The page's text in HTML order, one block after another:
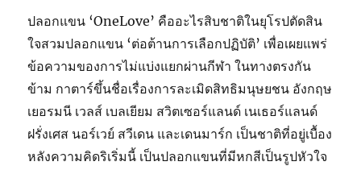
ปลอกแขน ‘OneLove’ คืออะไรสิบชาติในยุโรปตัดสิน
ใจสวมปลอกแขน ‘ต่อต้านการเลือกปฏิบัติ’ เพื่อเผยแพร่
ข้อความของการไม่แบ่งแยกผ่านกีฬา ในทางตรงกัน
ข้าม กาตาร์ขึ้นชื่อเรื่องการละเมิดสิทธิมนุษยชน อังกฤษ
เยอรมนี เวลส์ เบลเยียม สวิตเซอร์แลนด์ เนเธอร์แลนด์
ฝรั่งเศส นอร์เวย์ สวีเดน และเดนมาร์ก เป็นชาติที่อยู่เบื้อง
หลังความคิดริเริ่มนี้ เป็นปลอกแขนที่มีหกสีเป็นรูปหัวใจ